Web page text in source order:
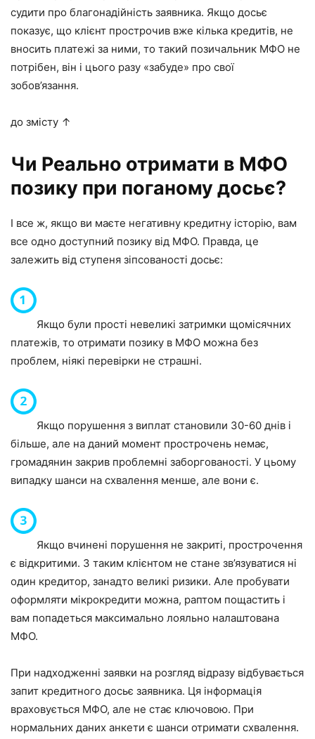
судити про благонадійність заявника. Якщо досьє
показує, що клієнт прострочив вже кілька кредитів, не
вносить платежі за ними, то такий позичальник МФО не
потрібен, він і цього разу «забуде» про свої
зобов’язання.
до змісту ↑
Чи Реально отримати в МФО
позику при поганому досьє?
І все ж, якщо ви маєте негативну кредитну історію, вам
все одно доступний позику від МФО. Правда, це
залежить від ступеня зіпсованості досьє:
Якщо були прості невеликі затримки щомісячних
платежів, то отримати позику в МФО можна без
проблем, ніякі перевірки не страшні.
Якщо порушення з виплат становили 30-60 днів і
більше, але на даний момент прострочень немає,
громадянин закрив проблемні заборгованості. У цьому
випадку шанси на схвалення менше, але вони є.
Якщо вчинені порушення не закриті, прострочення
є відкритими. З таким клієнтом не стане зв’язуватися ні
один кредитор, занадто великі ризики. Але пробувати
оформляти мікрокредити можна, раптом пощастить і
вам попадеться максимально лояльно налаштована
МФО.
При надходженні заявки на розгляд відразу відбувається
запит кредитного досьє заявника. Ця інформація
враховується МФО, але не стає ключовою. При
нормальних даних анкети є шанси отримати схвалення.